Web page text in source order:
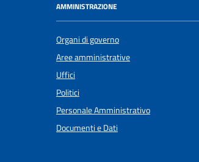
AMMINISTRAZIONE
Organi di governo
Aree amministrative
Uffici
Politici
Personale Amministrativo
Documenti e Dati